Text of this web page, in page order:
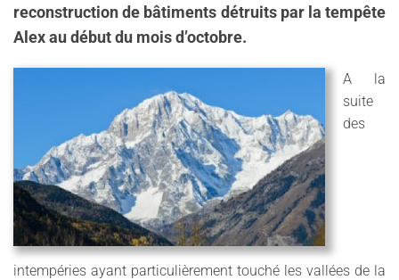
reconstruction de bâtiments détruits par la tempête
Alex au début du mois d’octobre.
A la
suite
des
intempéries ayant particulièrement touché les vallées de la